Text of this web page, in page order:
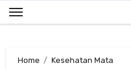
Skip
to
Home
Kesehatan Mata